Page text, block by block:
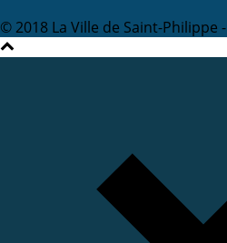
© 2018 La Ville de Saint-Philippe -